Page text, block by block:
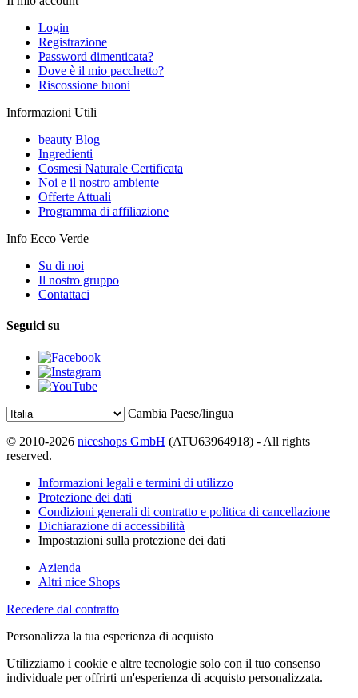
Login
Registrazione
Password dimenticata?
Dove è il mio pacchetto?
Riscossione buoni
Informazioni Utili
beauty Blog
Ingredienti
Cosmesi Naturale Certificata
Noi e il nostro ambiente
Offerte Attuali
Programma di affiliazione
Info Ecco Verde
Su di noi
Il nostro gruppo
Contattaci
Seguici su
Cambia Paese/lingua
© 2010-2026 niceshops GmbH (ATU63964918) - All rights
reserved.
Informazioni legali e termini di utilizzo
Protezione dei dati
Condizioni generali di contratto e politica di cancellazione
Dichiarazione di accessibilità
Impostazioni sulla protezione dei dati
Azienda
Altri nice Shops
Recedere dal contratto
Personalizza la tua esperienza di acquisto
Utilizziamo i cookie e altre tecnologie solo con il tuo consenso
individuale per offrirti un'esperienza di acquisto personalizzata.